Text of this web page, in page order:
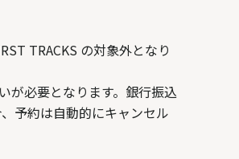
TRACKS の対象外となり
が必要となります。銀行振込
予約は自動的にキャンセル